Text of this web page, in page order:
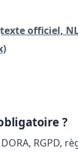
officiel,
?
RGPD,